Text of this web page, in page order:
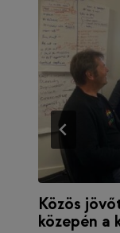
Közös
közepén a